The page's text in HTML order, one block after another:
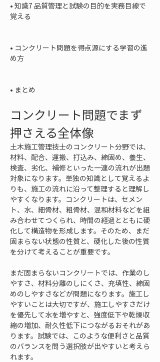
• 知識7 品質管理と試験の目的を実務目線で
覚える
• コンクリート問題を得点源にする学習の進
め方
• まとめ
コンクリート問題でまず
押さえる全体像
土木施工管理技士のコンクリート分野では、
材料、配合、運搬、打込み、締固め、養生、
検査、劣化、補修といった一連の流れが出題
対象になります。単独の知識として覚えるよ
りも、施工の流れに沿って整理すると理解し
やすくなります。コンクリートは、セメン
ト、水、細骨材、粗骨材、混和材料などを組
み合わせてつくられ、時間の経過とともに硬
化して構造物を形成します。そのため、まだ
固まらない状態の性質と、硬化した後の性質
を分けて考えることが重要です。
まだ固まらないコンクリートでは、作業のし
やすさ、材料分離のしにくさ、充填性、締固
めのしやすさなどが問題になります。施工し
やすいことは大切ですが、施工しやすさだけ
を優先して水を増やすと、強度低下や乾燥収
縮の増加、耐久性低下につながるおそれがあ
ります。試験では、このような便利さと品質
のバランスを問う選択肢が出やすいと考えら
れます。